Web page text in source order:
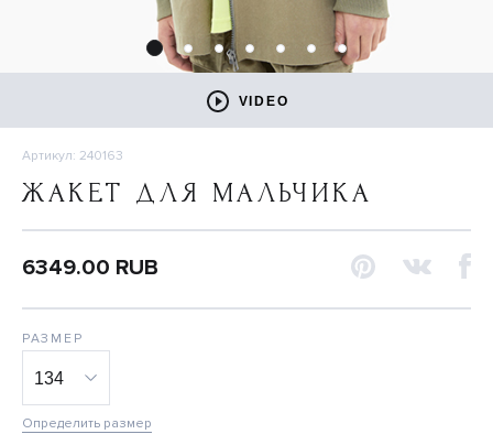
VIDEO
Артикул: 240163
ЖАКЕТ ДЛЯ МАЛЬЧИКА
6349.00 RUB
РАЗМЕР
Определить размер